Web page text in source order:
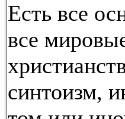
Есть все
все
синтоизм,